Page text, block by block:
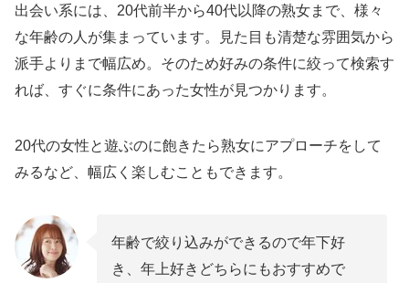
出会い系には、20代前半から40代以降の熟女まで、様々
な年齢の人が集まっています。見た目も清楚な雰囲気から
派手よりまで幅広め。そのため好みの条件に絞って検索す
れば、すぐに条件にあった女性が見つかります。
20代の女性と遊ぶのに飽きたら熟女にアプローチをして
みるなど、幅広く楽しむこともできます。
年齢で絞り込みができるので年下好
き、年上好きどちらにもおすすめで